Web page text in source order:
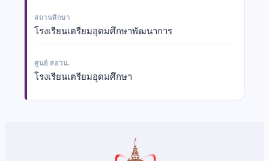
สถานศึกษา
โรงเรียนเตรียมอุดมศึกษาพัฒนาการ
ศูนย์ สอวน.
โรงเรียนเตรียมอุดมศึกษา